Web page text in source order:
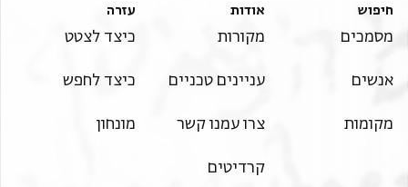
חיפוש
מסמכים
אנשים
מקומות
אודות
מקורות
עניינים טכניים
צרו עמנו קשר
קרדיטים
עזרה
כיצד לצטט
כיצד לחפש
מונחון